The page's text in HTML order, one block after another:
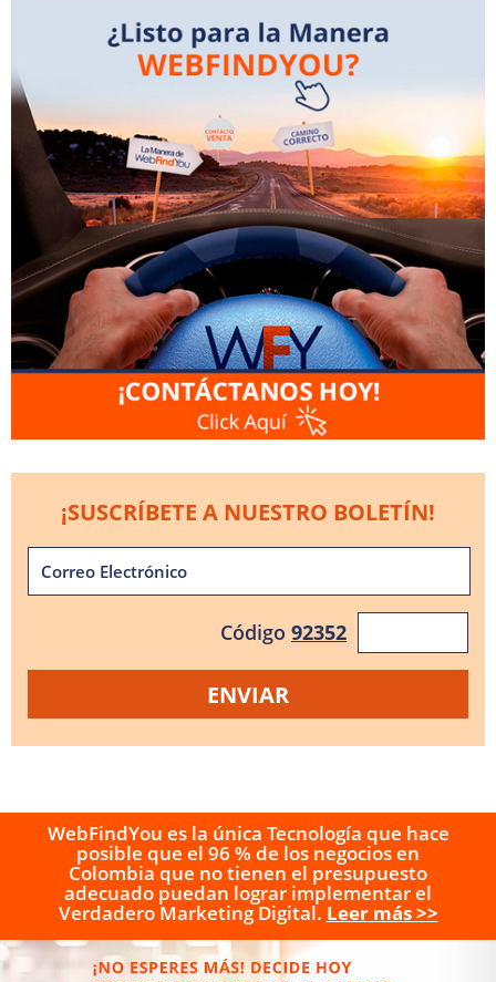
¡SUSCRÍBETE A NUESTRO BOLETÍN!
Código 92352
WebFindYou es la única Tecnología que hace
posible que el 96 % de los negocios en
Colombia que no tienen el presupuesto
adecuado puedan lograr implementar el
Verdadero Marketing Digital. Leer más >>